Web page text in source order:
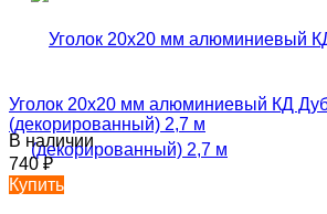
Уголок 20х20 мм алюминиевый КД
(декорированный) 2,7 м
В наличии
740 ₽
Купить